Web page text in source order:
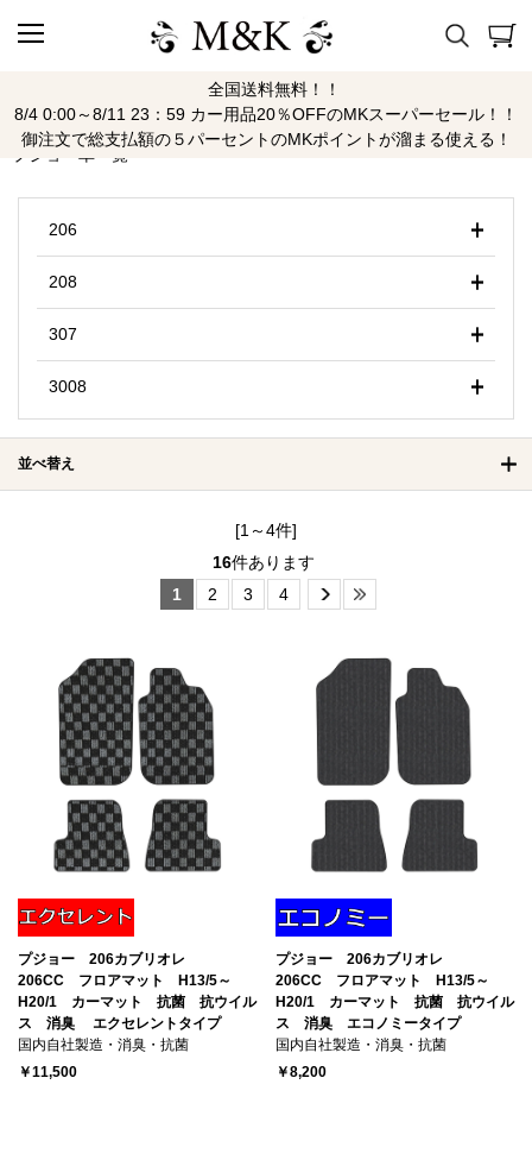
全国送料無料！！
8/4 0:00～8/11 23：59 カー用品20％OFFのMKスーパーセール！！
御注文で総支払額の５パーセントのMKポイントが溜まる使える！
プジョー
プジョー車一覧
206
208
307
3008
並べ替え
[1～4件]
16件あります
1
2 3 4
プジョー 206カブリオレ
206CC フロアマット H13/5～
H20/1 カーマット 抗菌 抗ウイル
ス 消臭 エクセレントタイプ
国内自社製造・消臭・抗菌
￥11,500
プジョー 206カブリオレ
206CC フロアマット H13/5～
H20/1 カーマット 抗菌 抗ウイル
ス 消臭 エコノミータイプ
国内自社製造・消臭・抗菌
￥8,200